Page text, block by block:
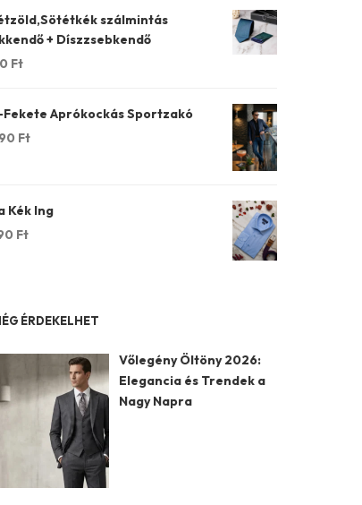
szálmintás
+ Díszzsebkendő
Ft
Fekete Aprókockás Sportzakó
Ft
Kék Ing
Ft
ÉRDEKELHET
Vőlegény Öltöny 2026:
Elegancia és Trendek a
Nagy Napra